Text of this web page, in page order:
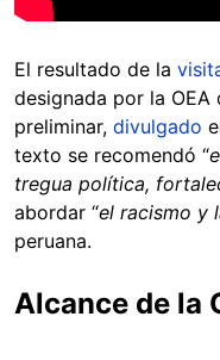
El resultado de la
designada por la
preliminar, divulgado
texto se recomendó “
tregua política,
abordar “el racismo y
peruana.
Alcance de la